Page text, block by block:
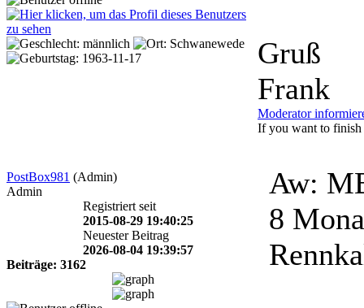
Gruß
Frank
Moderator
If you want to
PostBox981 (Admin)
Admin
Registriert seit
2015-08-29 19:40:25
Neuester Beitrag
2026-08-04 19:39:57
Beiträge: 3162
Aw:
8